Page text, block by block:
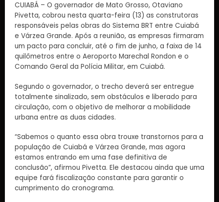
CUIABÁ – O governador de Mato Grosso, Otaviano
Pivetta, cobrou nesta quarta-feira (13) as construtoras
responsáveis pelas obras do Sistema BRT entre Cuiabá
e Várzea Grande. Após a reunião, as empresas firmaram
um pacto para concluir, até o fim de junho, a faixa de 14
quilômetros entre o Aeroporto Marechal Rondon e o
Comando Geral da Polícia Militar, em Cuiabá.
Segundo o governador, o trecho deverá ser entregue
totalmente sinalizado, sem obstáculos e liberado para
circulação, com o objetivo de melhorar a mobilidade
urbana entre as duas cidades.
“Sabemos o quanto essa obra trouxe transtornos para a
população de Cuiabá e Várzea Grande, mas agora
estamos entrando em uma fase definitiva de
conclusão”, afirmou Pivetta. Ele destacou ainda que uma
equipe fará fiscalização constante para garantir o
cumprimento do cronograma.